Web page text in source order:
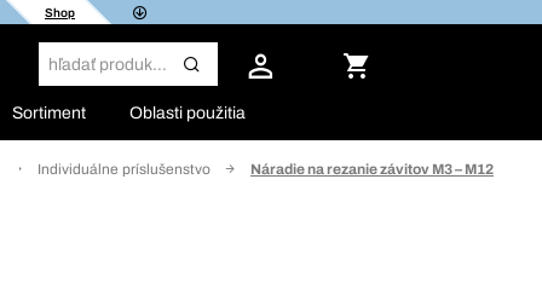
Shop
Sortiment Oblasti použitia
Individuálne príslušenstvo Náradie na rezanie závitov M3 – M12